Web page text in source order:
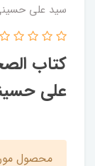
سید علی
کتاب
علی
محصول